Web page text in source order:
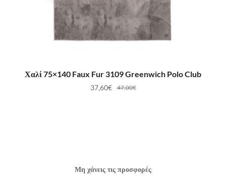
ΠΡΟΣΘΉΚΗ ΣΤΟ ΚΑΛΆΘΙ
Χαλί 75×140 Faux Fur 3109 Greenwich Polo Club
47,00€
37,60€
Μη χάνεις τις προσφορές